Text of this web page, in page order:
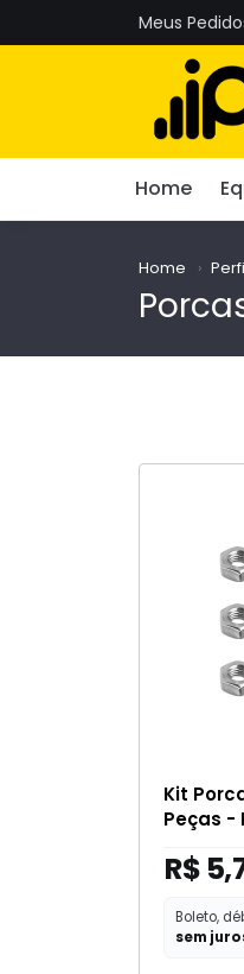
Meus
Home
Home
Kit
Peças -
R$
Boleto,
sem